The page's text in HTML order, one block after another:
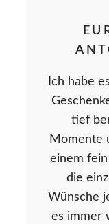
Ich habe
tief
Momente
einem
die
Wünsche
es immer